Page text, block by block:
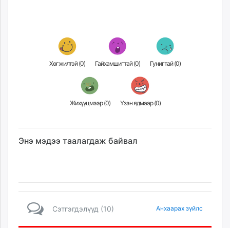
unegui.mn
unread.today
Хөгжилтэй (0) Гайхамшигтай (0) Гунигтай (0)
Жихүүцмээр (0) Үзэн ядмаар (0)
Энэ мэдээ таалагдаж байвал
Сэтгэгдэлүүд (10) Анхаарах зүйлс